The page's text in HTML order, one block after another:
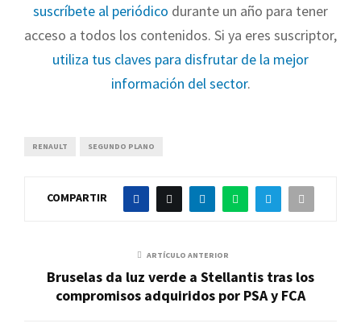
suscríbete al periódico durante un año para tener
acceso a todos los contenidos. Si ya eres suscriptor,
utiliza tus claves para disfrutar de la mejor
información del sector.
RENAULT SEGUNDO PLANO
COMPARTIR
ARTÍCULO ANTERIOR
Bruselas da luz verde a Stellantis tras los
compromisos adquiridos por PSA y FCA